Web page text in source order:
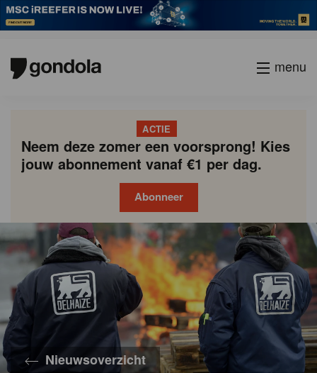
menu
ACTIE
Neem deze zomer een voorsprong! Kies
jouw abonnement vanaf €1 per dag.
Abonneer
Nieuwsoverzicht
Gondola
academy
Gondola
society